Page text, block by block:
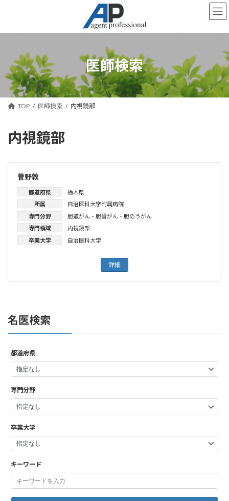
ン
キ
プ
ー
に
動
医師検索
TOP 医師検索 内視鏡部
内視鏡部
菅野敦
都道府県
栃木県
所属
自治医科大学附属病院
専門分野
胆道がん・胆管がん・胆のうがん
専門領域
内視鏡部
卒業大学
自治医科大学
詳細
名医検索
都道府県
専門分野
卒業大学
キーワード